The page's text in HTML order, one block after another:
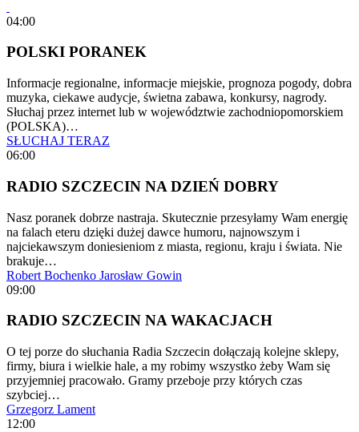
04:00
POLSKI PORANEK
Informacje regionalne, informacje miejskie, prognoza pogody, dobra
muzyka, ciekawe audycje, świetna zabawa, konkursy, nagrody.
Słuchaj przez internet lub w województwie zachodniopomorskiem
(POLSKA)…
SŁUCHAJ TERAZ
06:00
RADIO SZCZECIN NA DZIEŃ DOBRY
Nasz poranek dobrze nastraja. Skutecznie przesyłamy Wam energię
na falach eteru dzięki dużej dawce humoru, najnowszym i
najciekawszym doniesieniom z miasta, regionu, kraju i świata. Nie
brakuje…
Robert Bochenko Jarosław Gowin
09:00
RADIO SZCZECIN NA WAKACJACH
O tej porze do słuchania Radia Szczecin dołączają kolejne sklepy,
firmy, biura i wielkie hale, a my robimy wszystko żeby Wam się
przyjemniej pracowało. Gramy przeboje przy których czas
szybciej…
Grzegorz Lament
12:00